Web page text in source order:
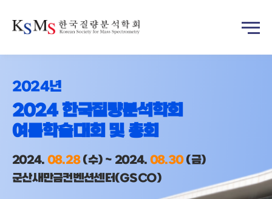
2024년
2024 한국질량분석학회
여름학술대회 및 총회
2024. 08.28(수) ~ 2024. 08.30(금)
군산새만금컨벤션센터(GSCO)